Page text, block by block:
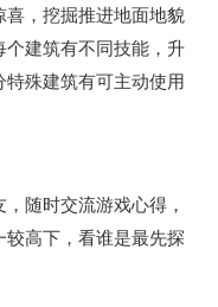
，挖掘推进地面地貌
建筑有不同技能，升
殊建筑有可主动使用
随时交流游戏心得，
高下，看谁是最先探